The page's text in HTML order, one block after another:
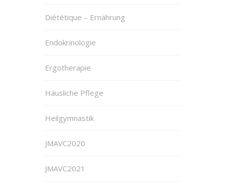
Diététique – Ernährung
Endokrinologie
Ergotherapie
Häusliche Pflege
Heilgymnastik
JMAVC2020
JMAVC2021